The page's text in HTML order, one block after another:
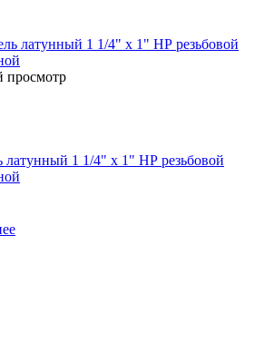
просмотр
латунный 1 1/4" x 1" НР резьбовой